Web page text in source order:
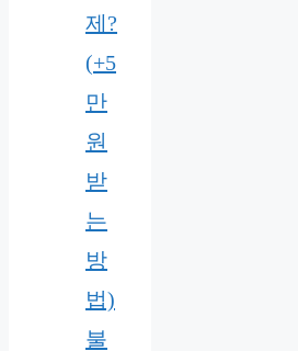
제?
(+5
만
원
받
는
방
법)
불